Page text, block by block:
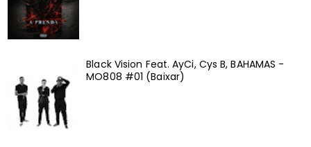
Black Vision Feat. AyCi, Cys B, BAHAMAS -
MO808 #01 (Baixar)